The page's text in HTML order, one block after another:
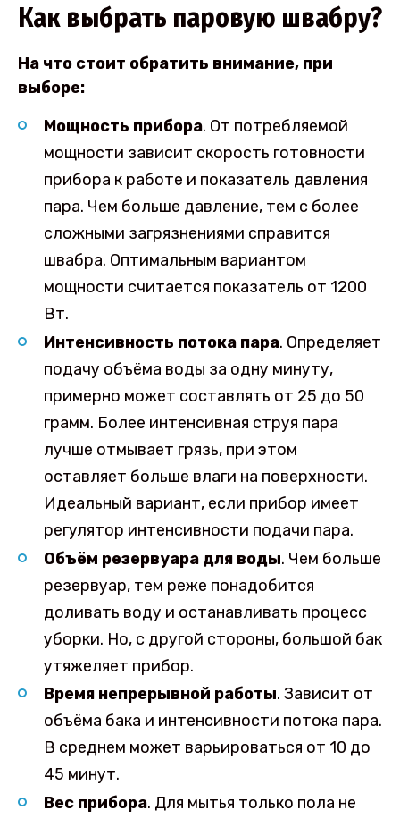
Как выбрать паровую швабру?
На что стоит обратить внимание, при
выборе:
Мощность прибора. От потребляемой
мощности зависит скорость готовности
прибора к работе и показатель давления
пара. Чем больше давление, тем с более
сложными загрязнениями справится
швабра. Оптимальным вариантом
мощности считается показатель от 1200
Вт.
Интенсивность потока пара. Определяет
подачу объёма воды за одну минуту,
примерно может составлять от 25 до 50
грамм. Более интенсивная струя пара
лучше отмывает грязь, при этом
оставляет больше влаги на поверхности.
Идеальный вариант, если прибор имеет
регулятор интенсивности подачи пара.
Объём резервуара для воды. Чем больше
резервуар, тем реже понадобится
доливать воду и останавливать процесс
уборки. Но, с другой стороны, большой бак
утяжеляет прибор.
Время непрерывной работы. Зависит от
объёма бака и интенсивности потока пара.
В среднем может варьироваться от 10 до
45 минут.
Вес прибора. Для мытья только пола не